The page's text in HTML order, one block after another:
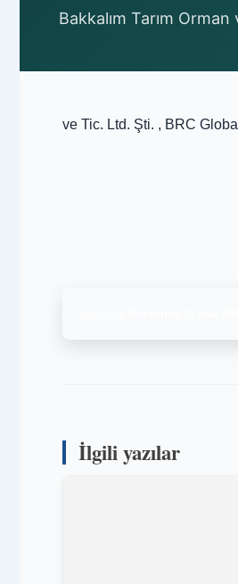
Bakkalım Tarım
ve Tic. Ltd. Şti. , BRC
İlgili yazılar